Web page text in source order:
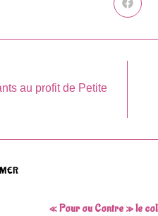
Ouvrir
dans
autre
au profit de Petite
« Pour ou Contre » le